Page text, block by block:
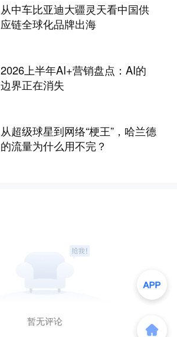
从中车比亚迪大疆灵天看中国供
应链全球化品牌出海
2026上半年AI+营销盘点：AI的
边界正在消失
从超级球星到网络“梗王”，哈兰德
的流量为什么用不完？
暂无评论